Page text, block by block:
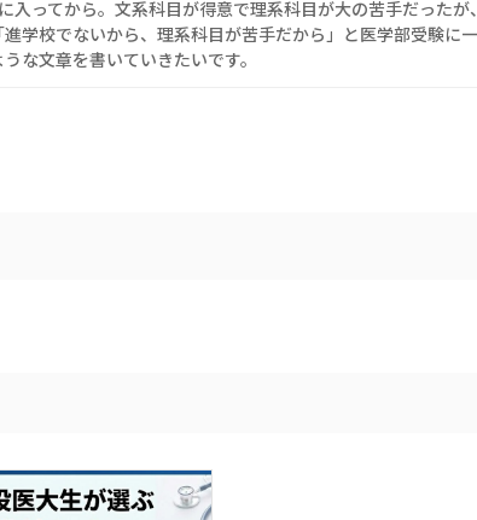
入ってから。文系科目が得意で理系科目が大の苦手だったが
学校でないから、理系科目が苦手だから」と医学部受験に
な文章を書いていきたいです。